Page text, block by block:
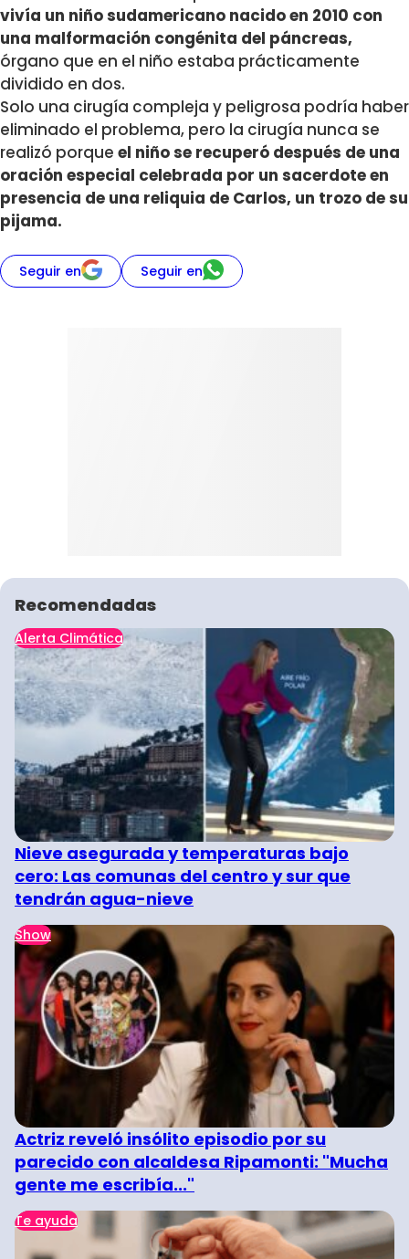
vivía un niño sudamericano nacido en 2010 con
una malformación congénita del páncreas,
órgano que en el niño estaba prácticamente
dividido en dos.
Solo una cirugía compleja y peligrosa podría haber
eliminado el problema, pero la cirugía nunca se
realizó porque el niño se recuperó después de una
oración especial celebrada por un sacerdote en
presencia de una reliquia de Carlos, un trozo de su
pijama.
Seguir en Seguir en
Recomendadas
Alerta Climática
Nieve asegurada y temperaturas bajo
cero: Las comunas del centro y sur que
tendrán agua-nieve
Show
Actriz reveló insólito episodio por su
parecido con alcaldesa Ripamonti: "Mucha
gente me escribía..."
Te ayuda